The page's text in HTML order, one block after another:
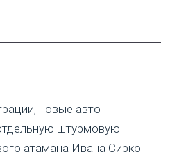
новые авто
штурмовую
атамана Ивана Сирко